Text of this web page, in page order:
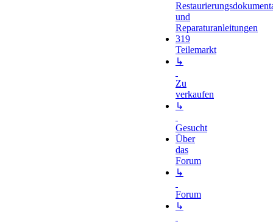
und
Reparaturanleitungen
319
Teilemarkt
↳
Zu
verkaufen
↳
Gesucht
Über
das
Forum
↳
Forum
↳